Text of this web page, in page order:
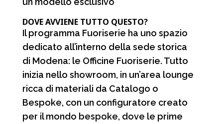
DOVE AVVIENE TUTTO QUESTO?
Il programma Fuoriserie ha uno spazio
dedicato all’interno della sede storica
di Modena: le Officine Fuoriserie. Tutto
inizia nello showroom, in un’area lounge
ricca di materiali da Catalogo o
Bespoke, con un configuratore creato
per il mondo bespoke, dove le prime